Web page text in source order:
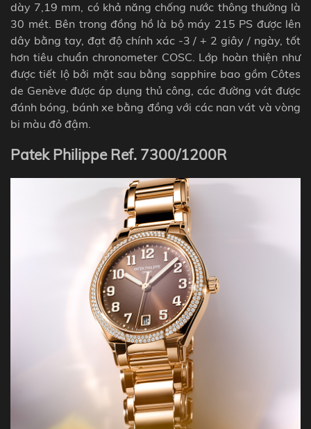
dày 7,19 mm, có khả năng chống nước thông thường là
30 mét. Bên trong đồng hồ là bộ máy 215 PS được lên
dây bằng tay, đạt độ chính xác -3 / + 2 giây / ngày, tốt
hơn tiêu chuẩn chronometer COSC. Lớp hoàn thiện như
được tiết lộ bởi mặt sau bằng sapphire bao gồm Côtes
de Genève được áp dụng thủ công, các đường vát được
đánh bóng, bánh xe bằng đồng với các nan vát và vòng
bi màu đỏ đậm.
Patek Philippe Ref. 7300/1200R